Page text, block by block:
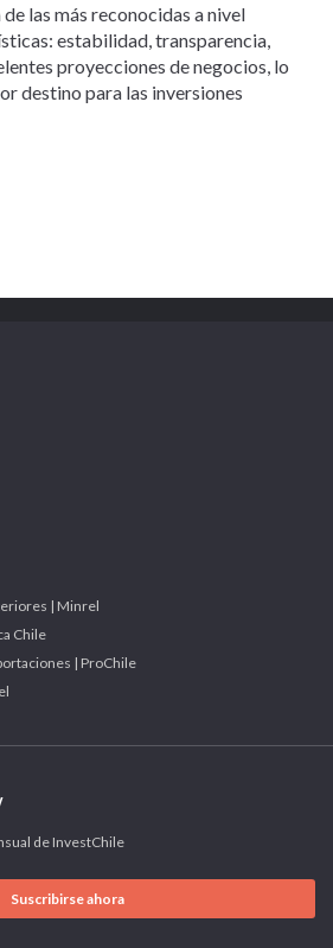
las más reconocidas a nivel
estabilidad, transparencia,
proyecciones de negocios, lo
destino para las inversiones
| Minrel
Chile
| ProChile
de InvestChile
Suscribirse ahora